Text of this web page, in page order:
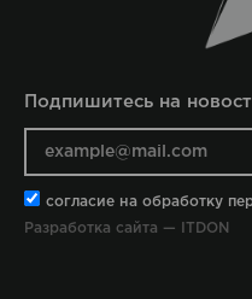
Подпишитесь на
согласие на обработку
Разработка сайта — ITDON